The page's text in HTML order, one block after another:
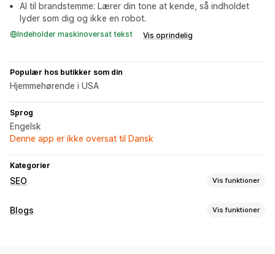
AI til brandstemme: Lærer din tone at kende, så indholdet
lyder som dig og ikke en robot.
Indeholder maskinoversat tekst Vis oprindelig
Populær hos butikker som din
Hjemmehørende i USA
Sprog
Engelsk
Denne app er ikke oversat til Dansk
Kategorier
SEO Vis funktioner
SEO-værktøjer
Blogs Vis funktioner